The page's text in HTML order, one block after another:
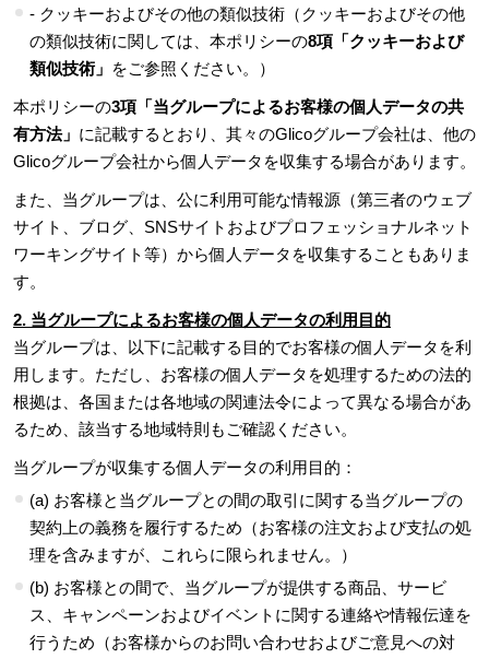
- クッキーおよびその他の類似技術（クッキーおよびその他
の類似技術に関しては、本ポリシーの8項「クッキーおよび
類似技術」 をご参照ください。）
本ポリシーの3項「当グループによるお客様の個人データの共
有方法」 に記載するとおり、其々のGlicoグループ会社は、他の
Glicoグループ会社から個人データを収集する場合があります。
また、当グループは、公に利用可能な情報源（第三者のウェブ
サイト、ブログ、SNSサイトおよびプロフェッショナルネット
ワーキングサイト等）から個人データを収集することもありま
す。
2. 当グループによるお客様の個人データの利用目的
当グループは、以下に記載する目的でお客様の個人データを利
用します。ただし、お客様の個人データを処理するための法的
根拠は、各国または各地域の関連法令によって異なる場合があ
るため、該当する地域特則もご確認ください。
当グループが収集する個人データの利用目的：
(a) お客様と当グループとの間の取引に関する当グループの
契約上の義務を履行するため（お客様の注文および支払の処
理を含みますが、これらに限られません。）
(b) お客様との間で、当グループが提供する商品、サービ
ス、キャンペーンおよびイベントに関する連絡や情報伝達を
行うため（お客様からのお問い合わせおよびご意見への対